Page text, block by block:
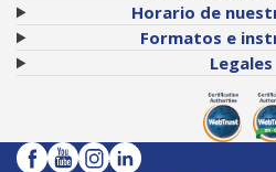
Horario de
Formatos e
Legales